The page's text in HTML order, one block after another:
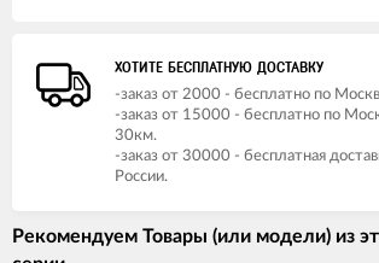
ХОТИТЕ БЕСПЛАТНУЮ ДОСТАВКУ
-заказ от 2000 - бесплатно по
-заказ от 15000 - бесплатно по
30км.
-заказ от 30000 - бесплатная
России.
Рекомендуем Товары (или модели) из